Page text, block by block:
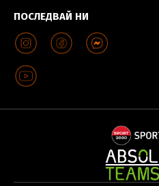
ПОСЛЕДВАЙ НИ